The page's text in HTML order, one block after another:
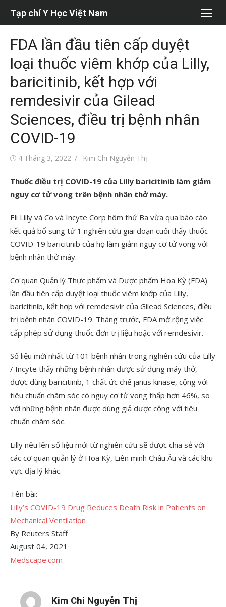
dung
Tạp chí Y Học Việt Nam
FDA lần đầu tiên cấp duyệt
loại thuốc viêm khớp của Lilly,
baricitinib, kết hợp với
remdesivir của Gilead
Sciences, điều trị bệnh nhân
COVID-19
Đăng4 Tháng 3, 2022
Tác
Kim Chi Nguyễn Thị
Thuốc điều trị COVID-19 của Lilly baricitinib làm giảm
nguy cơ tử vong trên bệnh nhân thở máy.
Eli Lilly và Co và Incyte Corp hôm thứ Ba vừa qua báo cáo
kết quả bổ sung từ 1 nghiên cứu giai đoạn cuối thấy thuốc
COVID-19 baricitinib của họ làm giảm nguy cơ tử vong với
bệnh nhân thở máy.
Cơ quan Quản lý Thực phẩm và Dược phẩm Hoa Kỳ (FDA)
lần đầu tiên cấp duyệt loại thuốc viêm khớp của Lilly,
baricitinib, kết hợp với remdesivir của Gilead Sciences, điều
trị bệnh nhân COVID-19. Tháng trước, FDA mở rộng việc
cấp phép sử dụng thuốc đơn trị liệu hoặc với remdesivir.
Số liệu mới nhất từ 101 bệnh nhân trong nghiên cứu của Lilly
/ Incyte thấy những bệnh nhân được sử dụng máy thở,
được dùng baricitinib, 1 chất ức chế janus kinase, cộng với
tiêu chuẩn chăm sóc có nguy cơ tử vong thấp hơn 46%, so
với những bệnh nhân được dùng giả dược cộng với tiêu
chuẩn chăm sóc.
Lilly nêu lên số liệu mới từ nghiên cứu sẽ được chia sẻ với
các cơ quan quản lý ở Hoa Kỳ, Liên minh Châu Âu và các khu
vực địa lý khác.
Tên bài:
Lilly’s COVID-19 Drug Reduces Death Risk in Patients on
Mechanical Ventilation
By Reuters Staff
August 04, 2021
Medscape.com
Kim Chi Nguyễn Thị